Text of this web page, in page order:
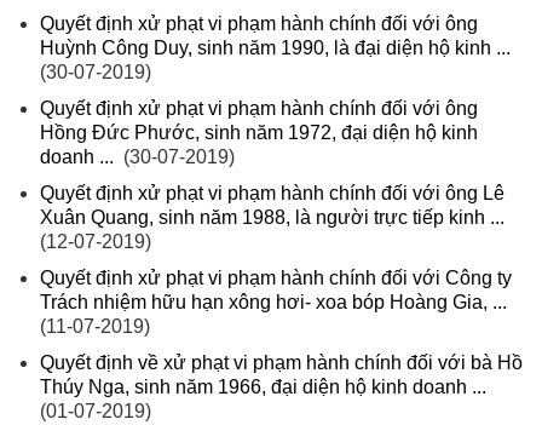
Quyết định xử phạt vi phạm hành chính đối với ông
Huỳnh Công Duy, sinh năm 1990, là đại diện hộ kinh ...
(30-07-2019)
Quyết định xử phạt vi phạm hành chính đối với ông
Hồng Đức Phước, sinh năm 1972, đại diện hộ kinh
doanh ... (30-07-2019)
Quyết định xử phạt vi phạm hành chính đối với ông Lê
Xuân Quang, sinh năm 1988, là người trực tiếp kinh ...
(12-07-2019)
Quyết định xử phạt vi phạm hành chính đối với Công ty
Trách nhiệm hữu hạn xông hơi- xoa bóp Hoàng Gia, ...
(11-07-2019)
Quyết định về xử phạt vi phạm hành chính đối với bà Hồ
Thúy Nga, sinh năm 1966, đại diện hộ kinh doanh ...
(01-07-2019)